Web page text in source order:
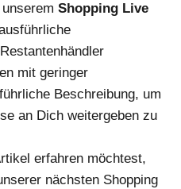
Shopping Live
mit geringer
Beschreibung, um
an Dich weitergeben zu
erfahren möchtest,
nächsten Shopping